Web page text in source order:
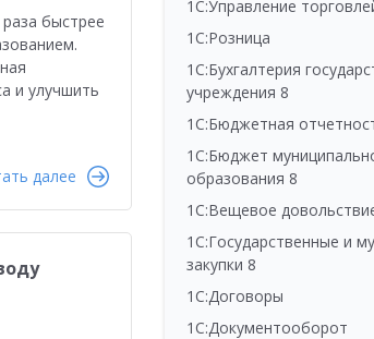
продажами
учет
решения
быстрее
и улучшить
далее
1С:Управление
1С:Розница
1С:Бухгалтерия
учреждения 8
1С:Бюджетная
1С:Бюджет
образования 8
1С:Вещевое
1С:Государственные и
закупки 8
1С:Договоры
1С:Документооборот